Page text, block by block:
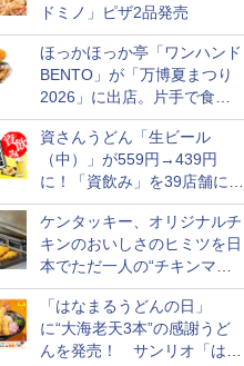
ドミノ」ピザ2品発売
ほっかほっか亭「ワンハンド
BENTO」が「万博夏まつり
2026」に出店。片手で食べ
られる海苔弁や和牛きんぴら
を販売
資さんうどん「生ビール
（中）」が559円→439円
に！「資飲み」を39店舗に拡
大
ケンタッキー、オリジナルチ
キンのおいしさのヒミツを日
本でただ一人の“チキンマイ
スター”笠原氏から学んでき
た「はなまるうどんの日」
に“大海老天3本”の感謝うど
んを発売！ サンリオ「はな